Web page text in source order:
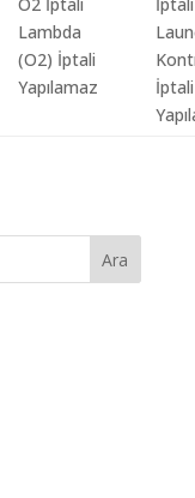
Lambda
(O2) İptali
Yapılamaz
İptali
Ara